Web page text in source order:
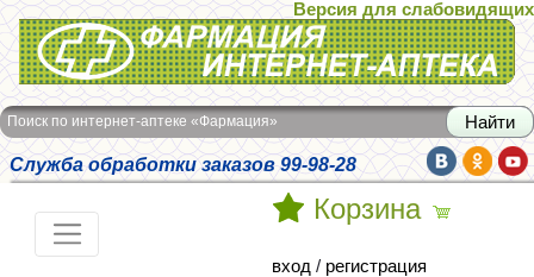
Интернет-аптека Фармация
Версия для слабовидящих
Поиск по интернет-аптеке «Фармация»
Служба обработки заказов 99-98-28
Корзина
вход / регистрация